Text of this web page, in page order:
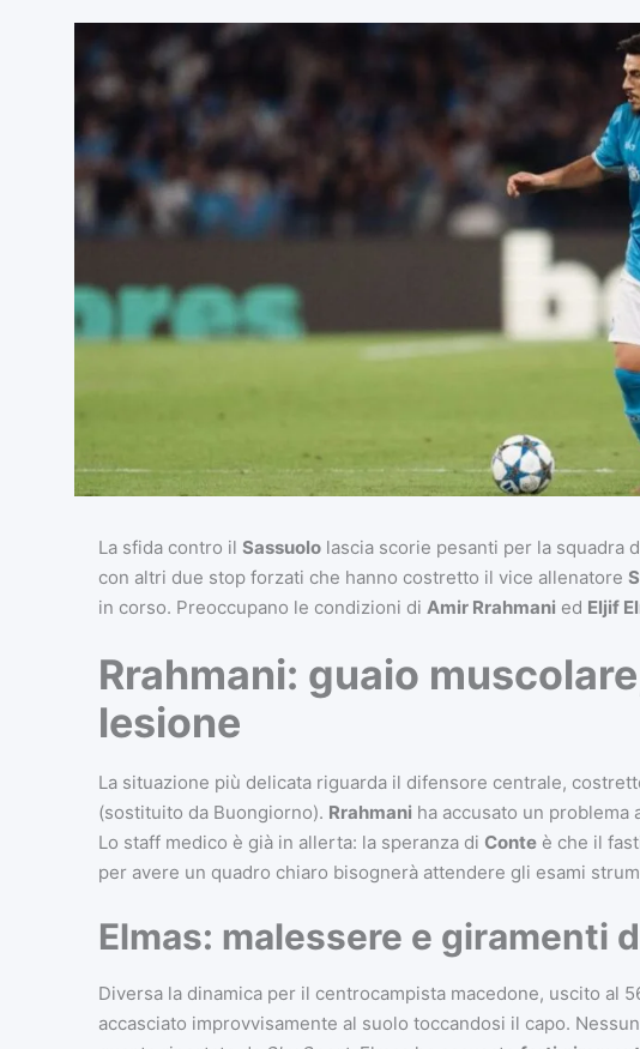
La sfida contro il Sassuololascia scorie pesanti per la squadra
con altri due stop forzati che hanno costretto il vice allenatore
in corso. Preoccupano le condizioni di Amir Rrahmani ed Eljif
Rrahmani: guaio
lesione
La situazione più delicata riguarda il difensore centrale,
(sostituito da Buongiorno). Rrahmani ha accusato un problema
Lo staff medico è già in allerta: la speranza di Conteè che il
per avere un quadro chiaro bisognerà attendere gli esami
Elmas: malessere e giramenti
Diversa la dinamica per il centrocampista macedone, uscito al
accasciato improvvisamente al suolo toccandosi il capo.